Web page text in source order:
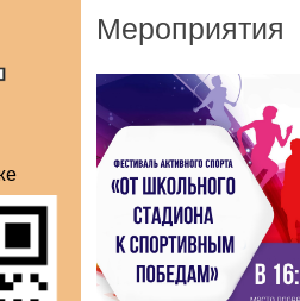
Мероприятия